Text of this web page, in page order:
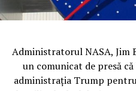
Administratorul NASA, Jim
un comunicat de presă
administraţia Trump